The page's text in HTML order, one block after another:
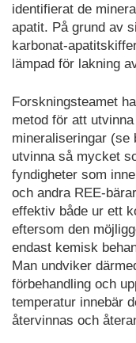
identifierat de
apatit. På grund av
karbonat-
lämpad för lakning
Forskningsteamet
metod för att
mineraliseringar (se
utvinna så mycket
fyndigheter som
och andra REE-
effektiv både ur ett
eftersom den
endast kemisk
Man undviker
förbehandling och
temperatur innebär
återvinnas och